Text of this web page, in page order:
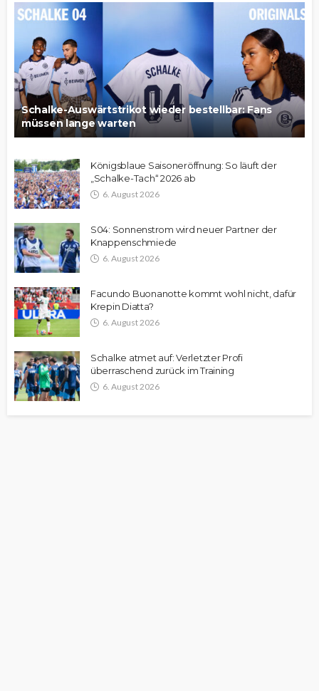
Schalke-Auswärtstrikot wieder bestellbar: Fans
müssen lange warten
Königsblaue Saisoneröffnung: So läuft der
„Schalke-Tach“ 2026 ab
6. August 2026
S04: Sonnenstrom wird neuer Partner der
Knappenschmiede
6. August 2026
Facundo Buonanotte kommt wohl nicht, dafür
Krepin Diatta?
6. August 2026
Schalke atmet auf: Verletzter Profi
überraschend zurück im Training
6. August 2026